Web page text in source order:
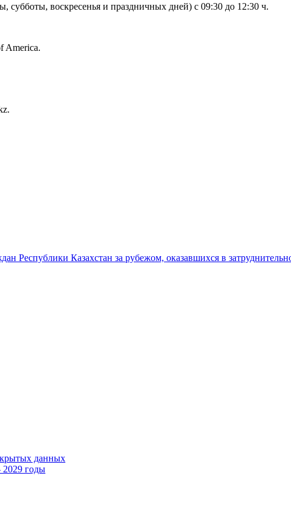
субботы, воскресенья и праздничных дней) с 09:30 до 12:30 ч.
America.
Республики Казахстан за рубежом, оказавшихся в
данных
2029 годы